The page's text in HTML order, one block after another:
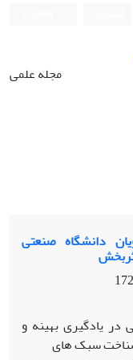
مجله علمی
دانشگاه صنعتی
یادگیری بهینه و
شناخت سبک های